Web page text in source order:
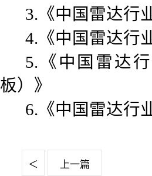
3.《中国雷达行
4.《中国雷达行
5.《中国雷达
板）》
6.《中国雷达行
＜ 上一篇